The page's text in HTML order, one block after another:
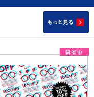
もっと見る